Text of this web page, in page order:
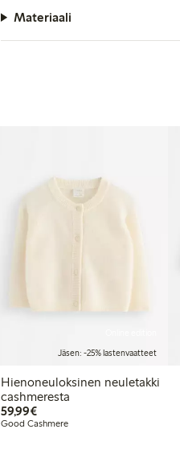
Materiaali
Jäsen: -25% lastenvaatteet
Hienoneuloksinen neuletakki
cashmeresta
59,99€59,99 €
Good Cashmere